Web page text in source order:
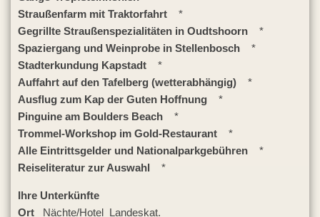
Straußenfarm mit Traktorfahrt *
Gegrillte Straußenspezialitäten in Oudtshoorn *
Spaziergang und Weinprobe in Stellenbosch *
Stadterkundung Kapstadt *
Auffahrt auf den Tafelberg (wetterabhängig) *
Ausflug zum Kap der Guten Hoffnung *
Pinguine am Boulders Beach *
Trommel-Workshop im Gold-Restaurant *
Alle Eintrittsgelder und Nationalparkgebühren *
Reiseliteratur zur Auswahl *
Ihre Unterkünfte
Ort
Nächte/Hotel Landeskat.